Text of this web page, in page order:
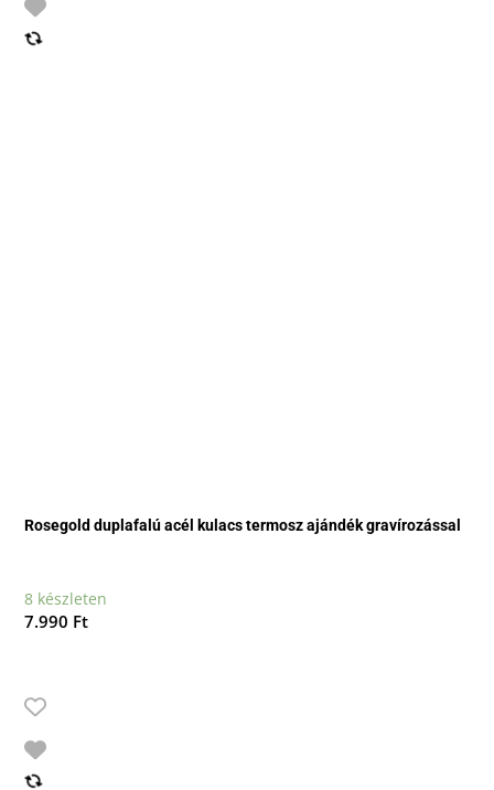
Rosegold duplafalú acél kulacs termosz ajándék gravírozással
8 készleten
7.990 Ft